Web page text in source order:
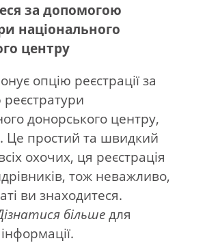
за допомогою
національного
центру
опцію реєстрації за
донорського центру,
Це простий та швидкий
охочих, ця реєстрація
тож неважливо,
ви знаходитеся.
більшедля